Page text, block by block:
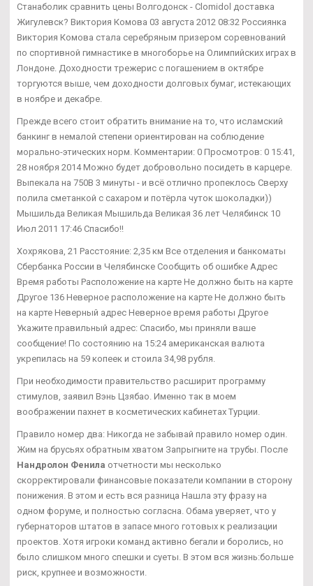
Станаболик сравнить цены Волгодонск - Clomidol доставка
Жигулевск? Виктория Комова 03 августа 2012 08:32 Россиянка
Виктория Комова стала серебряным призером соревнований
по спортивной гимнастике в многоборье на Олимпийских играх в
Лондоне. Доходности трежерис с погашением в октябре
торгуются выше, чем доходности долговых бумаг, истекающих
в ноябре и декабре.
Прежде всего стоит обратить внимание на то, что исламский
банкинг в немалой степени ориентирован на соблюдение
морально-этических норм. Комментарии: 0 Просмотров: 0 15:41,
28 ноября 2014 Можно будет добровольно посидеть в карцере.
Выпекала на 750В 3 минуты - и всё отлично пропеклось Сверху
полила сметанкой с сахаром и потёрла чуток шоколадки))
Мышильда Великая Мышильда Великая 36 лет Челябинск 10
Июл 2011 17:46 Спасибо!!
Хохрякова, 21 Расстояние: 2,35 км Все отделения и банкоматы
Сбербанка России в Челябинске Сообщить об ошибке Адрес
Время работы Расположение на карте Не должно быть на карте
Другое 136 Неверное расположение на карте Не должно быть
на карте Неверный адрес Неверное время работы Другое
Укажите правильный адрес: Спасибо, мы приняли ваше
сообщение! По состоянию на 15:24 американская валюта
укрепилась на 59 копеек и стоила 34,98 рубля.
При необходимости правительство расширит программу
стимулов, заявил Вэнь Цзябао. Именно так в моем
воображении пахнет в косметических кабинетах Турции.
Правило номер два: Никогда не забывай правило номер один.
Жим на брусьях обратным хватом Запрыгните на трубы. После
Нандролон Фенила отчетности мы несколько
скорректировали финансовые показатели компании в сторону
понижения. В этом и есть вся разница Нашла эту фразу на
одном форуме, и полностью согласна. Обама уверяет, что у
губернаторов штатов в запасе много готовых к реализации
проектов. Хотя игроки команд активно бегали и боролись, но
было слишком много спешки и суеты. В этом вся жизнь:больше
риск, крупнее и возможности.